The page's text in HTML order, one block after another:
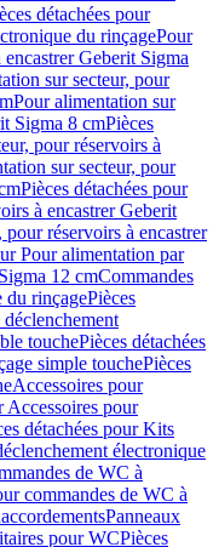
détachées pour
du rinçagePour
Geberit Sigma
sur secteur, pour
Pour alimentation sur
Sigma 8 cmPièces
pour réservoirs à
sur secteur, pour
Pièces détachées pour
à encastrer Geberit
réservoirs à encastrer
Pour alimentation par
12 cmCommandes
du rinçagePièces
touchePièces détachées
simple touchePièces
Accessoires pour
Accessoires pour
détachées pour Kits
électronique
de WC à
commandes de WC à
Panneaux
pour WCPièces